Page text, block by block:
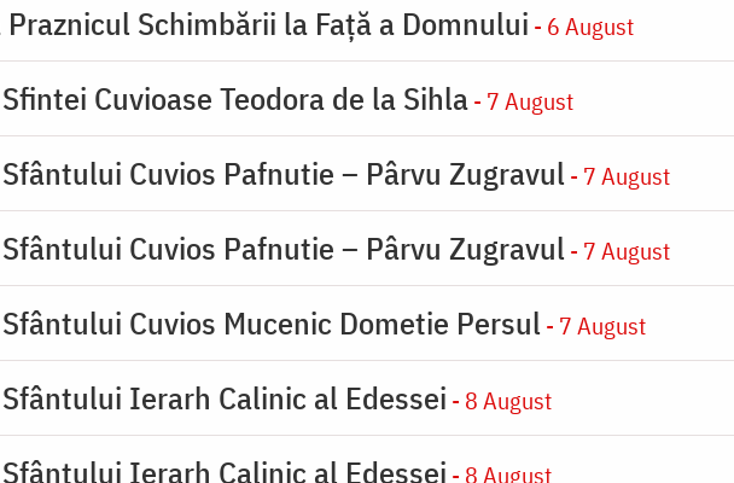
Schimbării la Faţă a Domnului - 6 August
Cuvioase Teodora de la Sihla- 7 August
Cuvios Pafnutie – Pârvu Zugravul - 7 August
Cuvios Pafnutie – Pârvu Zugravul - 7 August
Cuvios Mucenic Dometie Persul - 7 August
Ierarh Calinic al Edessei - 8 August
Ierarh Calinic al Edessei - 8 August